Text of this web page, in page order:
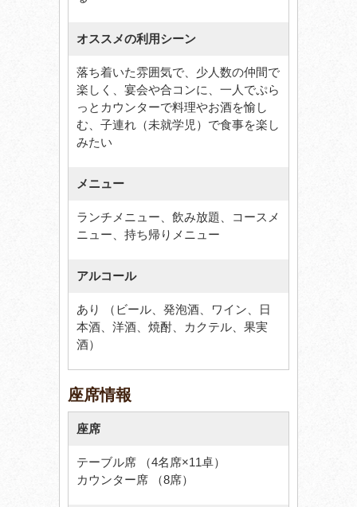
オススメの利用シーン
落ち着いた雰囲気で、少人数の仲間で
楽しく、宴会や合コンに、一人でぷら
っとカウンターで料理やお酒を愉し
む、子連れ（未就学児）で食事を楽し
みたい
メニュー
ランチメニュー、飲み放題、コースメ
ニュー、持ち帰りメニュー
アルコール
あり （ビール、発泡酒、ワイン、日
本酒、洋酒、焼酎、カクテル、果実
酒）
座席情報
座席
テーブル席 （4名席×11卓）
カウンター席 （8席）